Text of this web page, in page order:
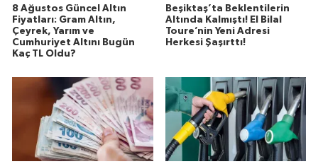
8 Ağustos Güncel Altın
Fiyatları: Gram Altın,
Çeyrek, Yarım ve
Cumhuriyet Altını Bugün
Kaç TL Oldu?
Beşiktaş’ta Beklentilerin
Altında Kalmıştı! El Bilal
Toure’nin Yeni Adresi
Herkesi Şaşırttı!